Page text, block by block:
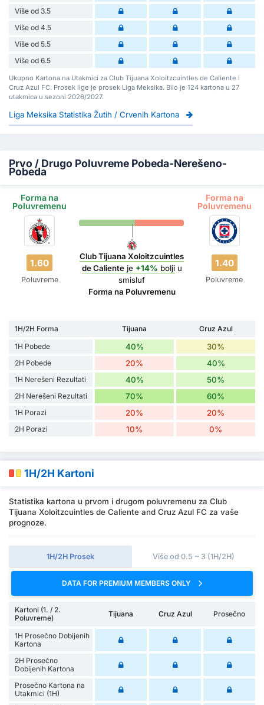
Više od 3.5
Više od 4.5
Više od 5.5
Više od 6.5
Ukupno Kartona na Utakmici za Club Tijuana Xoloitzcuintles de Caliente i
Cruz Azul FC. Prosek lige je prosek Liga Meksika. Bilo je 124 kartona u 27
utakmica u sezoni 2026/2027.
Liga Meksika Statistika Žutih / Crvenih Kartona
Prvo / Drugo Poluvreme Pobeda-Nerešeno-
Pobeda
Forma na
Poluvremenu
Forma na
Poluvremenu
1.60
Poluvreme
Club Tijuana Xoloitzcuintles
de Calienteje +14% boljiu
smisluf
Forma na Poluvremenu
1.40
Poluvreme
1H/2H Forma Tijuana
Cruz Azul
1H Pobede
40% 30%
2H Pobede 20% 40%
1H Nerešeni Rezultati 40% 50%
2H Nerešeni Rezultati 70% 60%
1H Porazi 20% 20%
2H Porazi 10% 0%
1H/2H Kartoni
Statistika kartona u prvom i drugom poluvremenu za Club
Tijuana Xoloitzcuintles de Caliente and Cruz Azul FC za vaše
prognoze.
1H/2H Prosek Više od 0.5 ~ 3 (1H/2H)
DATA FOR PREMIUM MEMBERS ONLY
Kartoni (1. / 2.
Poluvreme)
Tijuana Cruz Azul Prosečno
1H Prosečno Dobijenih
Kartona
2H Prosečno
Dobijenih Kartona
Prosečno Kartona na
Utakmici (1H)